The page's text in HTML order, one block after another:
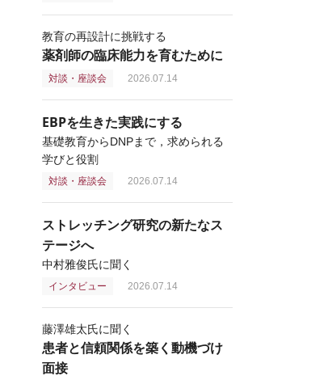
教育の再設計に挑戦する
薬剤師の臨床能力を育むために
対談・座談会 2026.07.14
EBPを生きた実践にする
基礎教育からDNPまで，求められる
学びと役割
対談・座談会 2026.07.14
ストレッチング研究の新たなス
テージへ
中村雅俊氏に聞く
インタビュー 2026.07.14
藤澤雄太氏に聞く
患者と信頼関係を築く動機づけ
面接